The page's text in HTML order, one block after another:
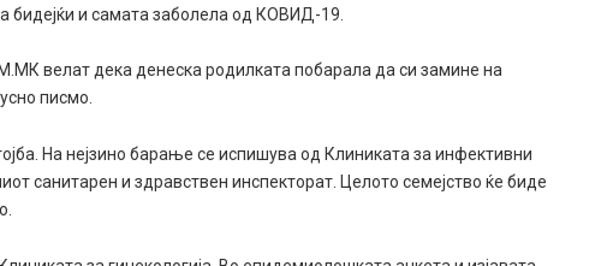
и самата заболела од КОВИД-19.
велат дека денеска родилката побарала да си замине на
писмо.
На нејзино барање се испишува од Клиниката за инфективни
санитарен и здравствен инспекторат. Целото семејство ќе биде